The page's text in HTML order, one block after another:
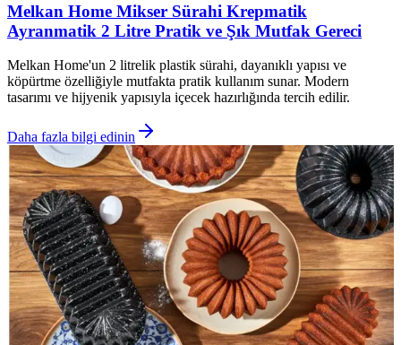
Melkan Home Mikser Sürahi Krepmatik
Ayranmatik 2 Litre Pratik ve Şık Mutfak Gereci
Melkan Home'un 2 litrelik plastik sürahi, dayanıklı yapısı ve
köpürtme özelliğiyle mutfakta pratik kullanım sunar. Modern
tasarımı ve hijyenik yapısıyla içecek hazırlığında tercih edilir.
Daha fazla bilgi edinin